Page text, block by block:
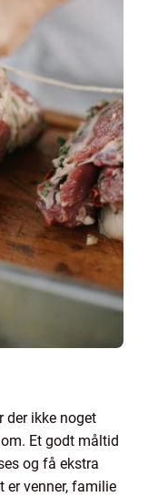
der ikke noget
Et godt måltid
og få ekstra
er venner, familie